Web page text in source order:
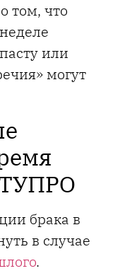
том, что
или
могут
брака в
в случае
.